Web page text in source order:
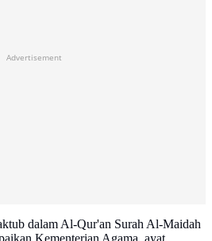
Advertisement
dalam Al-Qur'an Surah Al-Maidah